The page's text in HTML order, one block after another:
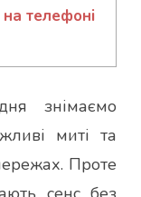
телефоні
знімаємо
миті та
Проте